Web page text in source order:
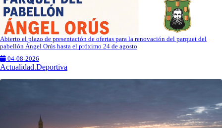
Abierto el plazo de presentación de ofertas para la renovación del parquet del
pabellón Ángel Orús hasta el próximo 24 de agosto
04-08-2026
Actualidad.Deportiva